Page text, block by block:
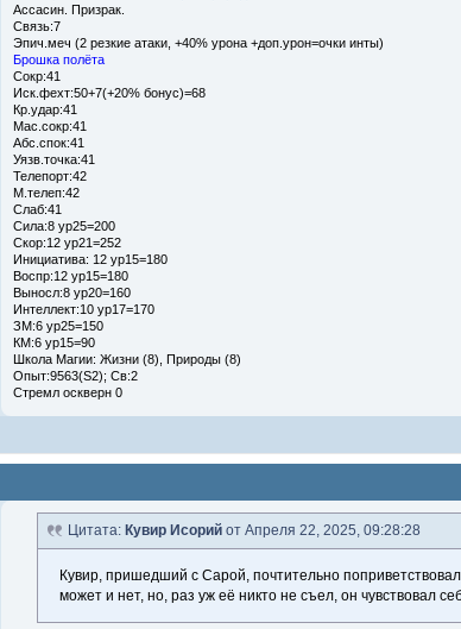
Ассасин. Призрак.
Связь:7
Эпич.меч (2 резкие атаки, +40% урона +доп.урон=очки инты)
Брошка полёта
Сокр:41
Иск.фехт:50+7(+20% бонус)=68
Кр.удар:41
Мас.сокр:41
Абс.спок:41
Уязв.точка:41
Телепорт:42
М.телеп:42
Слаб:41
Сила:8 ур25=200
Скор:12 ур21=252
Инициатива: 12 ур15=180
Воспр:12 ур15=180
Выносл:8 ур20=160
Интеллект:10 ур17=170
ЗМ:6 ур25=150
КМ:6 ур15=90
Школа Магии: Жизни (8), Природы (8)
Опыт:9563(S2); Св:2
Стремл оскверн 0
Цитата:Кувир Исорий от Апреля 22, 2025, 09:28:28
Кувир, пришедший с Сарой, почтительно
может и нет, но, раз уж её никто не съел, он чувствовал